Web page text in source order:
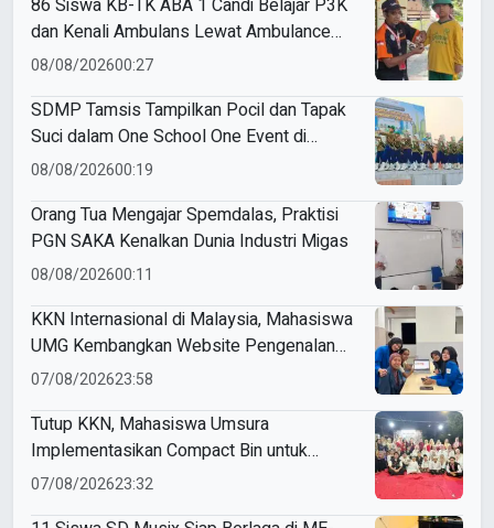
dan Kenali Ambulans Lewat Ambulance
Goes to Schools
08/08/202600:27
SDMP Tamsis Tampilkan Pocil dan Tapak
Suci dalam One School One Event di
Mojokerto
08/08/202600:19
Orang Tua Mengajar Spemdalas, Praktisi
PGN SAKA Kenalkan Dunia Industri Migas
08/08/202600:11
KKN Internasional di Malaysia, Mahasiswa
UMG Kembangkan Website Pengenalan
Budaya Indonesia
07/08/202623:58
Tutup KKN, Mahasiswa Umsura
Implementasikan Compact Bin untuk
Sampah Anorganik di Ketabang
07/08/202623:32